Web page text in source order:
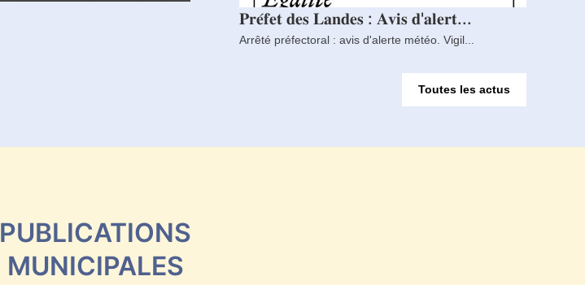
𝐏𝐫𝐞́𝐟𝐞𝐭 𝐝𝐞𝐬 𝐋𝐚𝐧𝐝𝐞𝐬 : 𝐀𝐯𝐢𝐬 𝐝'𝐚𝐥𝐞𝐫𝐭...
Arrêté préfectoral : avis d'alerte météo. Vigil...
Toutes les actus
PUBLICATIONS
MUNICIPALES